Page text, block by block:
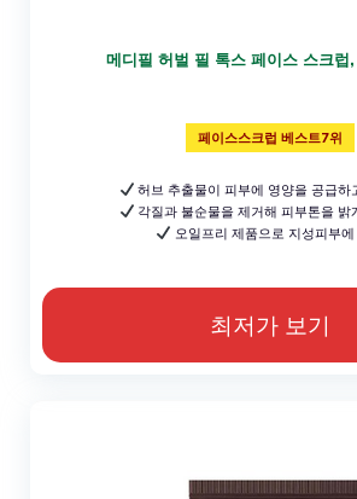
메디필 허벌 필 톡스 페이스 스크
페이스스크럽 베스트7위
허브 추출물이 피부에 영양을 공급하
각질과 불순물을 제거해 피부톤을 밝
오일프리 제품으로 지성피부
최저가 보기